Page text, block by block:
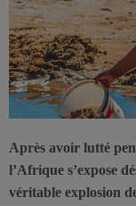
Après avoir lutté
l’Afrique s’expose
véritable explosion